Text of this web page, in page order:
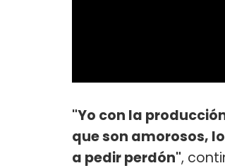
"Yo con la
que son amorosos,
a pedir perdón",